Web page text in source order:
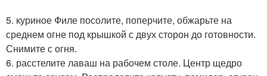
5. куриное Филе посолите, поперчите, обжарьте на
среднем огне под крышкой с двух сторон до готовности.
Снимите с огня.
6. расстелите лаваш на рабочем столе. Центр щедро